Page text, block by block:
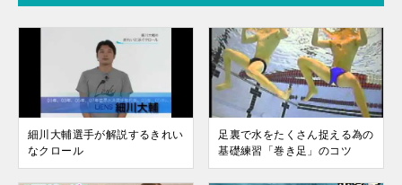
細川大輔選手が解説するきれい
なクロール
足裏で水をたくさん捉える為の
基礎練習「巻き足」のコツ